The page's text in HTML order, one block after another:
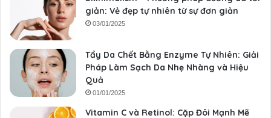
giản: Vẻ đẹp tự nhiên từ sự đơn giản
03/01/2025
Tẩy Da Chết Bằng Enzyme Tự Nhiên: Giải
Pháp Làm Sạch Da Nhẹ Nhàng và Hiệu
Quả
01/01/2025
Vitamin C và Retinol: Cặp Đôi Mạnh Mẽ